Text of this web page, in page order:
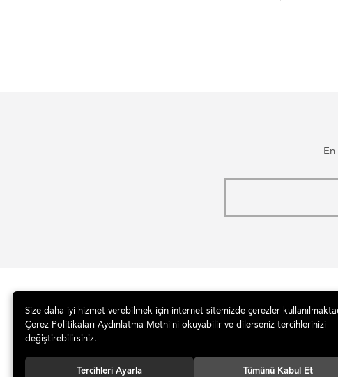
İLETİŞİM
Size daha iyi hizmet verebilmek için internet sitemizde çerezler
Çerez Politikaları Aydınlatma Metni’ni okuyabilir ve dilerseniz tercihlerinizi
değiştirebilirsiniz.
Tercihleri Ayarla Tümünü Kabul Et